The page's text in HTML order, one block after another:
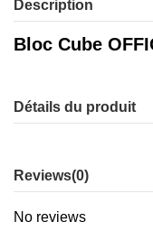
Description
Bloc Cube
Détails du produit
Reviews(0)
No reviews